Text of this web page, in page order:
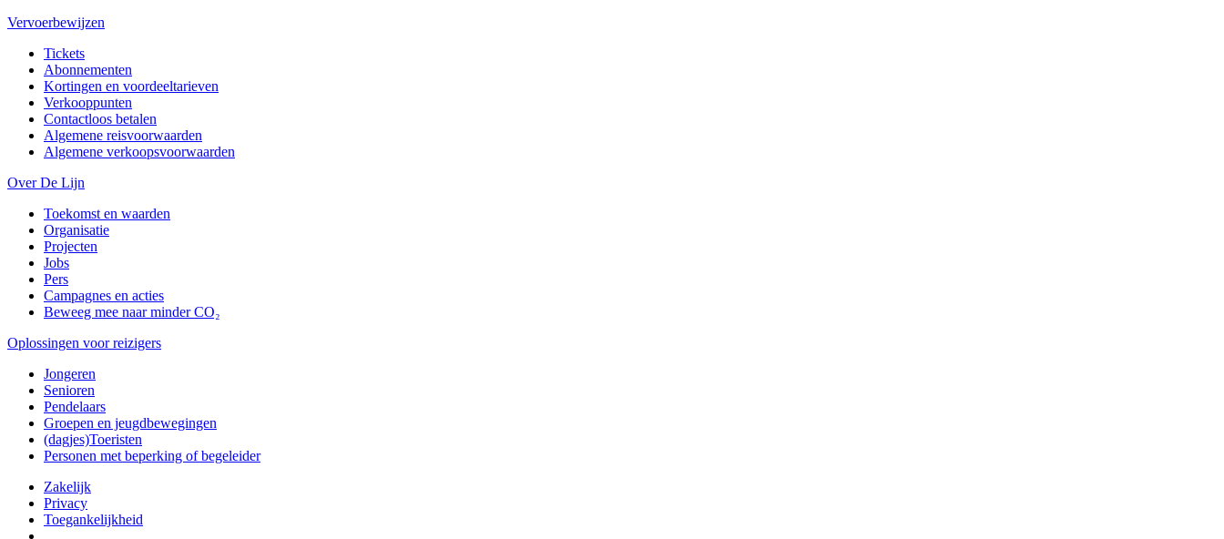
Vervoerbewijzen
Tickets
Abonnementen
Kortingen en voordeeltarieven
Verkooppunten
Contactloos betalen
Algemene reisvoorwaarden
Algemene verkoopsvoorwaarden
Over De Lijn
Toekomst en waarden
Organisatie
Projecten
Jobs
Pers
Campagnes en acties
Beweeg mee naar minder CO₂
Oplossingen voor reizigers
Jongeren
Senioren
Pendelaars
Groepen en jeugdbewegingen
(dagjes)Toeristen
Personen met beperking of begeleider
Zakelijk
Privacy
Toegankelijkheid